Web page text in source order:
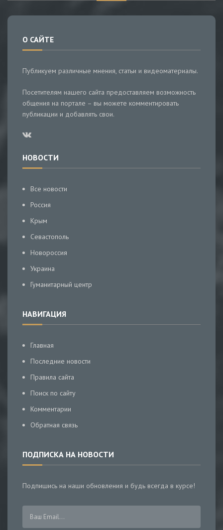
О САЙТЕ
Публикуем различные мнения, статьи и видеоматериалы.
Посетителям нашего сайта предоставляем возможность
общения на портале – вы можете комментировать
публикации и добавлять свои.
НОВОСТИ
Все новости
Россия
Крым
Севастополь
Новороссия
Украина
Гуманитарный центр
НАВИГАЦИЯ
Главная
Последние новости
Правила сайта
Поиск по сайту
Комментарии
Обратная связь
ПОДПИСКА НА НОВОСТИ
Подпишись на наши обновления и будь всегда в курсе!